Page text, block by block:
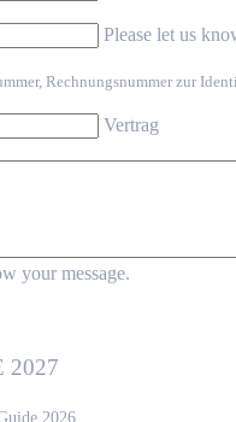
Please let us
Rechnungsnummer zur
Vertrag
your message.
2027